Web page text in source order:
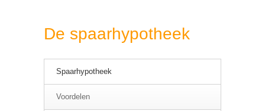
De spaarhypotheek
Spaarhypotheek
Voordelen